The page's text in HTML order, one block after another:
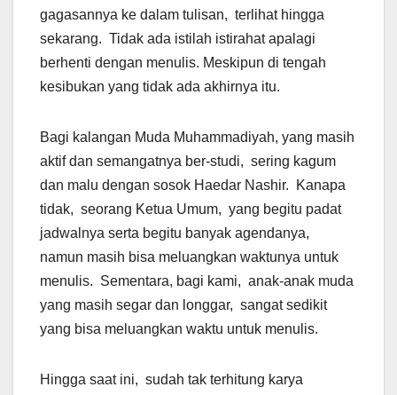
gagasannya ke dalam tulisan, terlihat hingga
sekarang. Tidak ada istilah istirahat apalagi
berhenti dengan menulis. Meskipun di tengah
kesibukan yang tidak ada akhirnya itu.
Bagi kalangan Muda Muhammadiyah, yang masih
aktif dan semangatnya ber-studi, sering kagum
dan malu dengan sosok Haedar Nashir. Kanapa
tidak, seorang Ketua Umum, yang begitu padat
jadwalnya serta begitu banyak agendanya,
namun masih bisa meluangkan waktunya untuk
menulis. Sementara, bagi kami, anak-anak muda
yang masih segar dan longgar, sangat sedikit
yang bisa meluangkan waktu untuk menulis.
Hingga saat ini, sudah tak terhitung karya